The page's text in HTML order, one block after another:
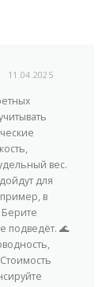
11.04.2025
вес.
для
в
подведёт. 🌊